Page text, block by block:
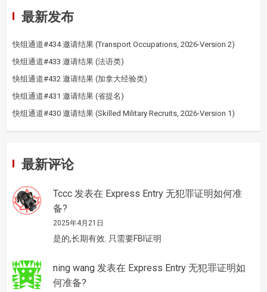
最新发布
快组通道#434 邀请结果 (Transport Occupations, 2026-Version 2)
快组通道#433 邀请结果 (法语类)
快组通道#432 邀请结果 (加拿大经验类)
快组通道#431 邀请结果 (省提名)
快组通道#430 邀请结果 (Skilled Military Recruits, 2026-Version 1)
最新评论
Tccc 发表在 Express Entry 无犯罪证明如何准
备?
2025年4月21日
是的,长期有效. 只需要FBI证明
ning wang 发表在 Express Entry 无犯罪证明如
何准备?